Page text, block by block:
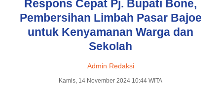
Respons Cepat Pj. Bupati Bone,
Pembersihan Limbah Pasar Bajoe
untuk Kenyamanan Warga dan
Sekolah
Admin Redaksi
Kamis, 14 November 2024 10:44 WITA